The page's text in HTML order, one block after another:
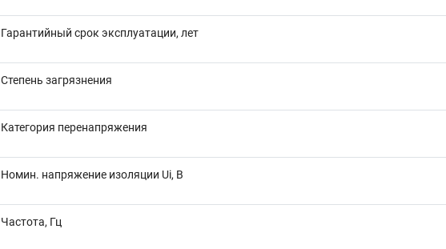
Гарантийный срок эксплуатации, лет
Степень загрязнения
Категория перенапряжения
Номин. напряжение изоляции Ui, В
Частота, Гц